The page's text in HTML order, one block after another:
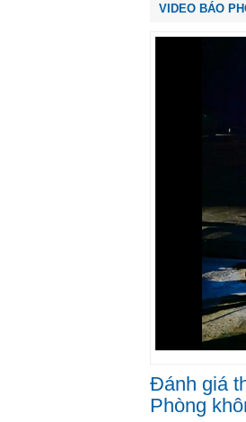
VIDEO BÁO
Đánh giá
Phòng